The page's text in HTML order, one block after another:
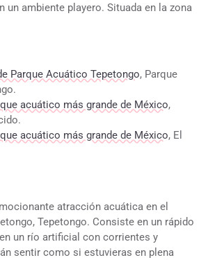
un ambiente playero. Situada en la zona
Parque Acuático Tepetongo, Parque
acuático más grande de México,
acuático más grande de México, El
atracción acuática en el
Tepetongo. Consiste en un rápido
un río artificial con corrientes y
sentir como si estuvieras en plena